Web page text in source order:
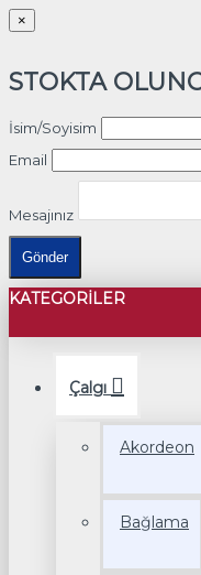
×
STOKTA
İsim/Soyisim
Email
Mesajınız
Gönder
KATEGORILER
Çalgı
Akordeon
Bağlama